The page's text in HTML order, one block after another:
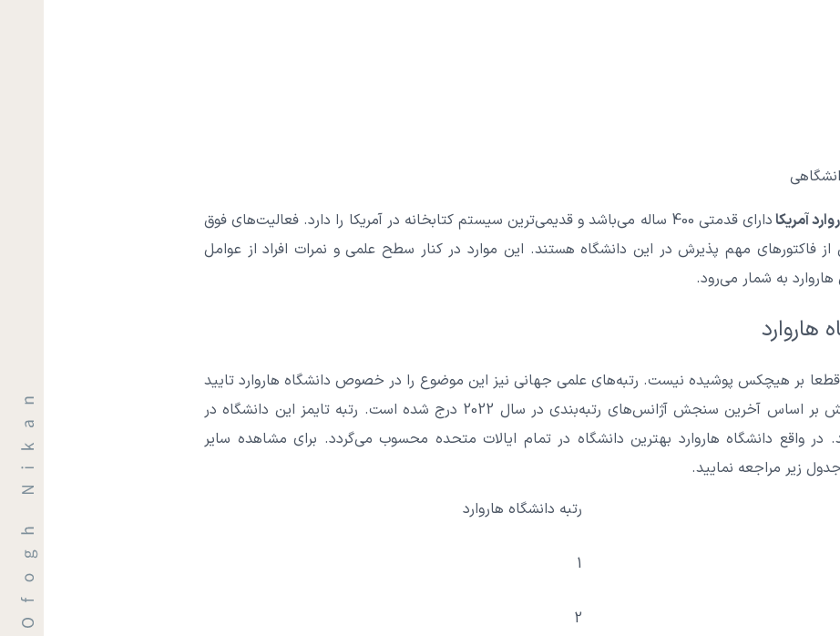
آمریکا
دارای قدمتی 400 ساله می‌باشد و قدیمی‌ترین سیستم کتابخانه در آمریکا را دارد. فعالیت‌های فوق
فاکتورهای مهم پذیرش در این دانشگاه هستند. این موارد در کنار سطح علمی و نمرات افراد از عوامل
به شمار می‌رود.
هاروارد
بر هیچکس پوشیده نیست. رتبه‌های علمی جهانی نیز این موضوع را در خصوص دانشگاه هاروارد تایید
می‌کنند. رتبه‌بندی‌های این بخش بر اساس آخرین سنجش آژانس‌های رتبه‌بندی در سال 2022 درج شده است. رتبه تایمز این دانشگاه در
آمریکا 1 می‌باشد. در واقع دانشگاه هاروارد بهترین دانشگاه در تمام ایالات متحده محسوب می‌گردد. برای مشاهده سایر
زیر مراجعه نمایید.
رتبه دانشگاه هاروارد
1
2